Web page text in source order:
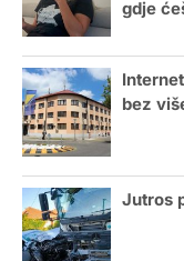
gdje
bez
Jutros